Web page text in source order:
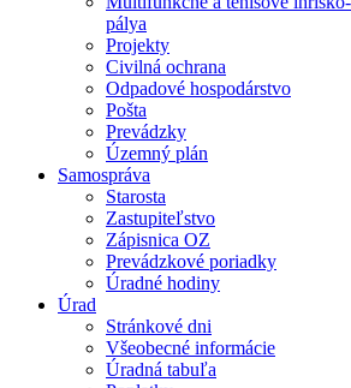
pálya
Projekty
Civilná ochrana
Odpadové hospodárstvo
Pošta
Prevádzky
Územný plán
Samospráva
Starosta
Zastupiteľstvo
Zápisnica OZ
Prevádzkové poriadky
Úradné hodiny
Úrad
Stránkové dni
Všeobecné informácie
Úradná tabuľa